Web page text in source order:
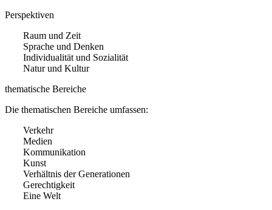
Perspektiven
Raum und Zeit
Sprache und Denken
Individualität und Sozialität
Natur und Kultur
thematische Bereiche
Die thematischen Bereiche umfassen:
Verkehr
Medien
Kommunikation
Kunst
Verhältnis der Generationen
Gerechtigkeit
Eine Welt